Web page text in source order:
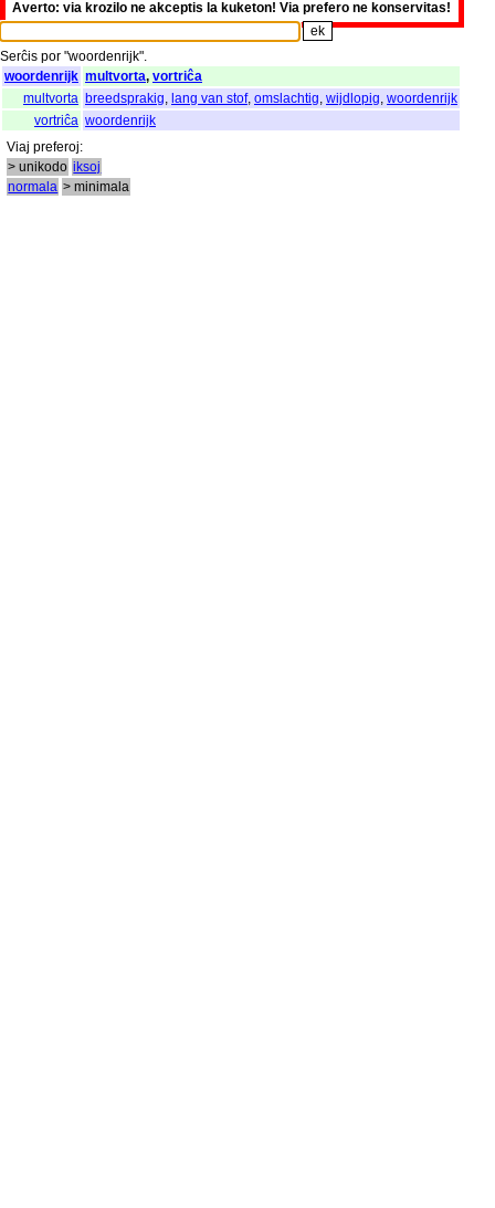
Averto: via krozilo ne akceptis la kuketon! Via prefero ne konservitas!
Serĉis por "woordenrijk".
woordenrijk multvorta, vortriĉa
multvorta breedsprakig lang van stof, omslachtig wijdlopig woordenrijk
vortriĉa woordenrijk
Viaj preferoj:
> unikodo iksoj
normala > minimala